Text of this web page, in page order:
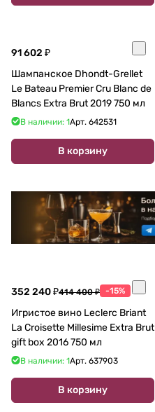
91 602 ₽
Шампанское Dhondt-Grellet
Le Bateau Premier Cru Blanc de
Blancs Extra Brut 2019 750 мл
В наличии: 1Арт. 642531
В корзину
352 240 ₽414 400 ₽ -15%
Игристое вино Leclerc Briant
La Croisette Millesime Extra Brut
gift box 2016 750 мл
В наличии: 1Арт. 637903
В корзину